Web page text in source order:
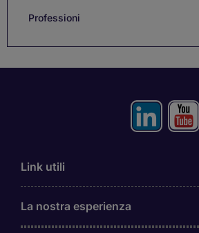
Professioni
Link utili
La nostra esperienza